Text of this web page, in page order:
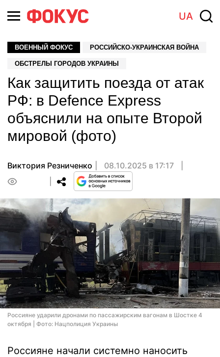
UA
ВОЕННЫЙ ФОКУС РОССИЙСКО-УКРАИНСКАЯ ВОЙНА
ОБСТРЕЛЫ ГОРОДОВ УКРАИНЫ
Как защитить поезда от атак
РФ: в Defence Express
объяснили на опыте Второй
мировой (фото)
Виктория Резниченко
08.10.2025 в 17:17
Россияне ударили дронами по пассажирским вагонам в Шостке 4
октября | Фото: Нацполиция Украины
Россияне начали системно наносить